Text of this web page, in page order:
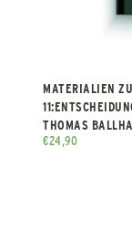
MATERIALIEN
THOMAS
€24,90